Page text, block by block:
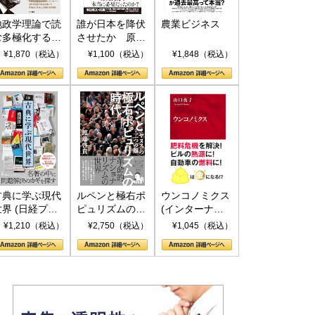
政学理論で読
多極化する世
トランプと
¥1,870（税込）
誰が日本を降伏
させたか 原爆
投下、ソ連参
(PHP新書)
¥1,100（税込）
農業ビジネス
¥1,848（税込）
典に学ぶ現代
界 (日経プレ
アシリーズ)
¥1,210（税込）
ルペンと極右ポ
ピュリズムの時
代：〈ヤヌス〉
¥2,750（税込）
ウンコノミクス
(インターナシ
ョナル新書)
¥1,045（税込）